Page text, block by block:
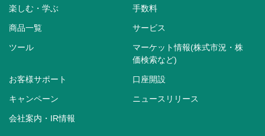
楽しむ・学ぶ 手数料
商品一覧 サービス
ツール
マーケット情報(株式市況・株
価検索など)
お客様サポート 口座開設
キャンペーン ニュースリリース
会社案内・IR情報